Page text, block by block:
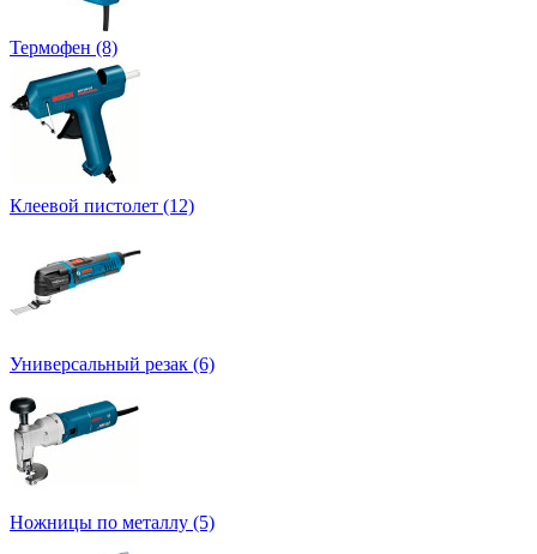
Термофен (8)
Клеевой пистолет (12)
Универсальный резак (6)
Ножницы по металлу (5)